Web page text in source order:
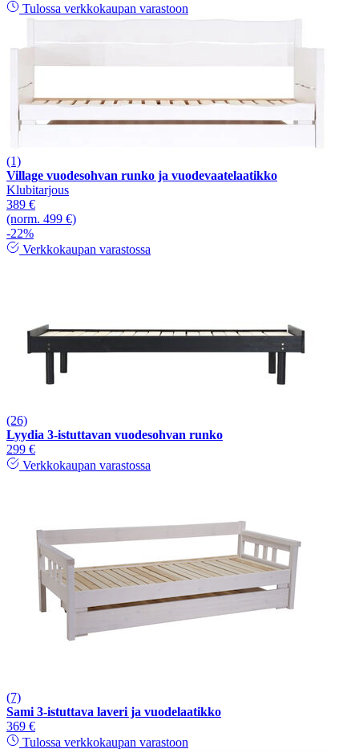
Tulossa verkkokaupan varastoon
(1)
Village vuodesohvan runko ja vuodevaatelaatikko
Klubitarjous
389 €
(norm. 499 €)
-22%
Verkkokaupan varastossa
(26)
Lyydia 3-istuttavan vuodesohvan runko
299 €
Verkkokaupan varastossa
(7)
Sami 3-istuttava laveri ja vuodelaatikko
369 €
Tulossa verkkokaupan varastoon